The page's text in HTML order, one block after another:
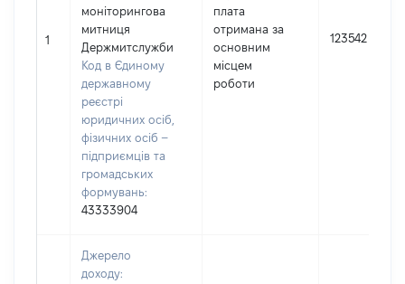
1
моніторингова
митниця
Держмитслужби
Код в Єдиному
державному
реєстрі
юридичних осіб,
фізичних осіб –
підприємців та
громадських
формувань:
43333904
плата
отримана за
основним
місцем
роботи
123542
Джерело
доходу: